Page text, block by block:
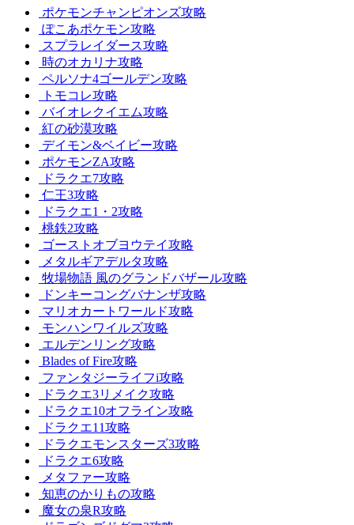
ポケモンチャンピオンズ攻略
ぽこあポケモン攻略
スプラレイダース攻略
時のオカリナ攻略
ペルソナ4ゴールデン攻略
トモコレ攻略
バイオレクイエム攻略
紅の砂漠攻略
デイモン&ベイビー攻略
ポケモンZA攻略
ドラクエ7攻略
仁王3攻略
ドラクエ1・2攻略
桃鉄2攻略
ゴーストオブヨウテイ攻略
メタルギアデルタ攻略
牧場物語 風のグランドバザール攻略
ドンキーコングバナンザ攻略
マリオカートワールド攻略
モンハンワイルズ攻略
エルデンリング攻略
Blades of Fire攻略
ファンタジーライフi攻略
ドラクエ3リメイク攻略
ドラクエ10オフライン攻略
ドラクエ11攻略
ドラクエモンスターズ3攻略
ドラクエ6攻略
メタファー攻略
知恵のかりもの攻略
魔女の泉R攻略